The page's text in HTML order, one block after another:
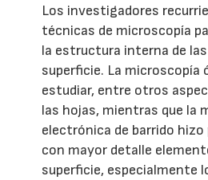
Los investigadores
técnicas de microscopía
la estructura interna de
superficie. La microscopía
estudiar, entre otros
las hojas, mientras que la
electrónica de barrido
con mayor detalle
superficie, especialmente